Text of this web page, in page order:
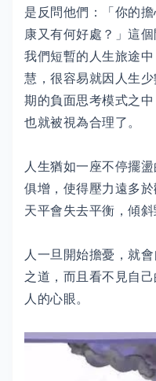
是反問他們：「你的
康又有何好處？」這
我們短暫的人生旅途
慧，很容易就因人生
期的負面思考模式之
也就被視為合理了。
人生猶如一座不停擺
俱增，使得壓力遠多
天平會失去平衡，傾斜
人一旦開始擔憂，就
之道，而且看不見自
人的心眼。